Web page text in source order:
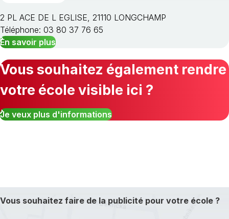
2 PL ACE DE L EGLISE, 21110 LONGCHAMP
Téléphone: 03 80 37 76 65
En savoir plus
Vous souhaitez également rendre
votre école visible ici ?
Je veux plus d'informations
Vous souhaitez faire de la publicité pour votre école ?